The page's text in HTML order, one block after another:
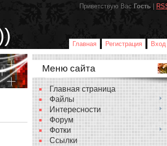
Приветствую Вас Гость
Главная Регистрация Вход
Меню сайта
Главная страница
Файлы
Интересности
Форум
Фотки
Ссылки